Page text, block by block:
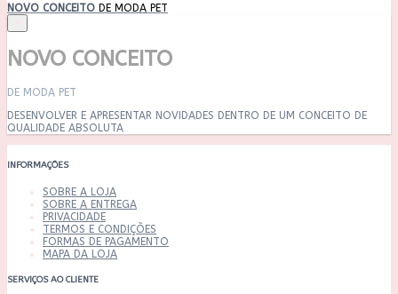
NOVO CONCEITO DE MODA PET
NOVO CONCEITO
DE MODA PET
DESENVOLVER E APRESENTAR NOVIDADES DENTRO DE UM CONCEITO DE
QUALIDADE ABSOLUTA
INFORMAÇÕES
SOBRE A LOJA
SOBRE A ENTREGA
PRIVACIDADE
TERMOS E CONDIÇÕES
FORMAS DE PAGAMENTO
MAPA DA LOJA
SERVIÇOS AO CLIENTE